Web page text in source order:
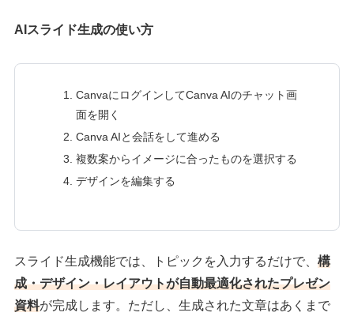
AIスライド生成の使い方
CanvaにログインしてCanva AIのチャット画
面を開く
Canva AIと会話をして進める
複数案からイメージに合ったものを選択する
デザインを編集する
スライド生成機能では、トピックを入力するだけで、構
成・デザイン・レイアウトが自動最適化されたプレゼン
資料が完成します。ただし、生成された文章はあくまで